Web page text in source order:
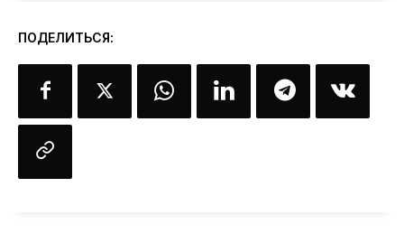
ПОДЕЛИТЬСЯ: